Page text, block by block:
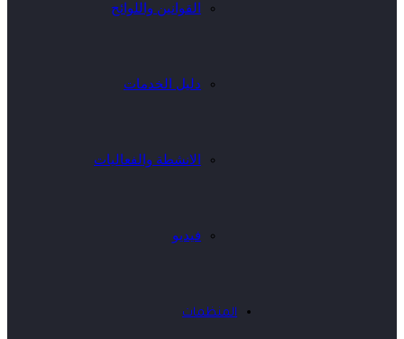
القوانين واللوائح
دليل الخدمات
الانشطة والفعاليات
فيديو
المنظمات